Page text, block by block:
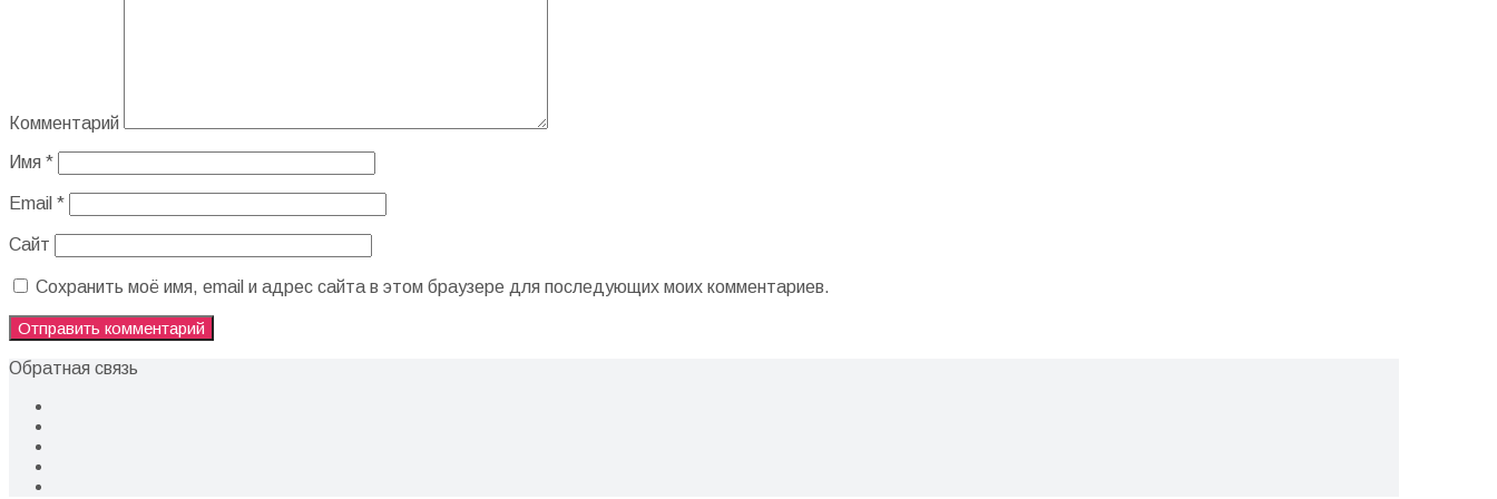
Комментарий
Имя *
Email *
Сайт
Сохранить моё имя, email и адрес сайта в этом браузере для последующих моих комментариев.
Обратная связь